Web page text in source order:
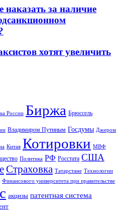
за наличие
хотят увеличить
России Биржа Брюссель
Владимиром Путиным Госдумы Джером
Китая Котировки МВФ
Политика РФ Росстата США
Страховка Татарстане Технологии
Финансового университета при правительстве
акцизы патентная система